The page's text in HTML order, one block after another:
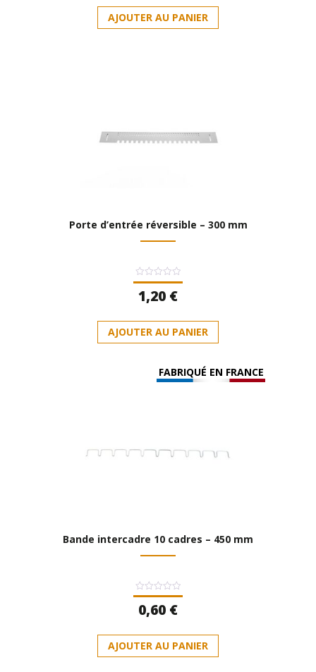
AJOUTER AU PANIER
Porte d’entrée réversible – 300 mm
Note
0
sur
1,20 €
AJOUTER AU PANIER
FABRIQUÉ EN FRANCE
Bande intercadre 10 cadres – 450 mm
Note
0
sur
0,60 €
AJOUTER AU PANIER